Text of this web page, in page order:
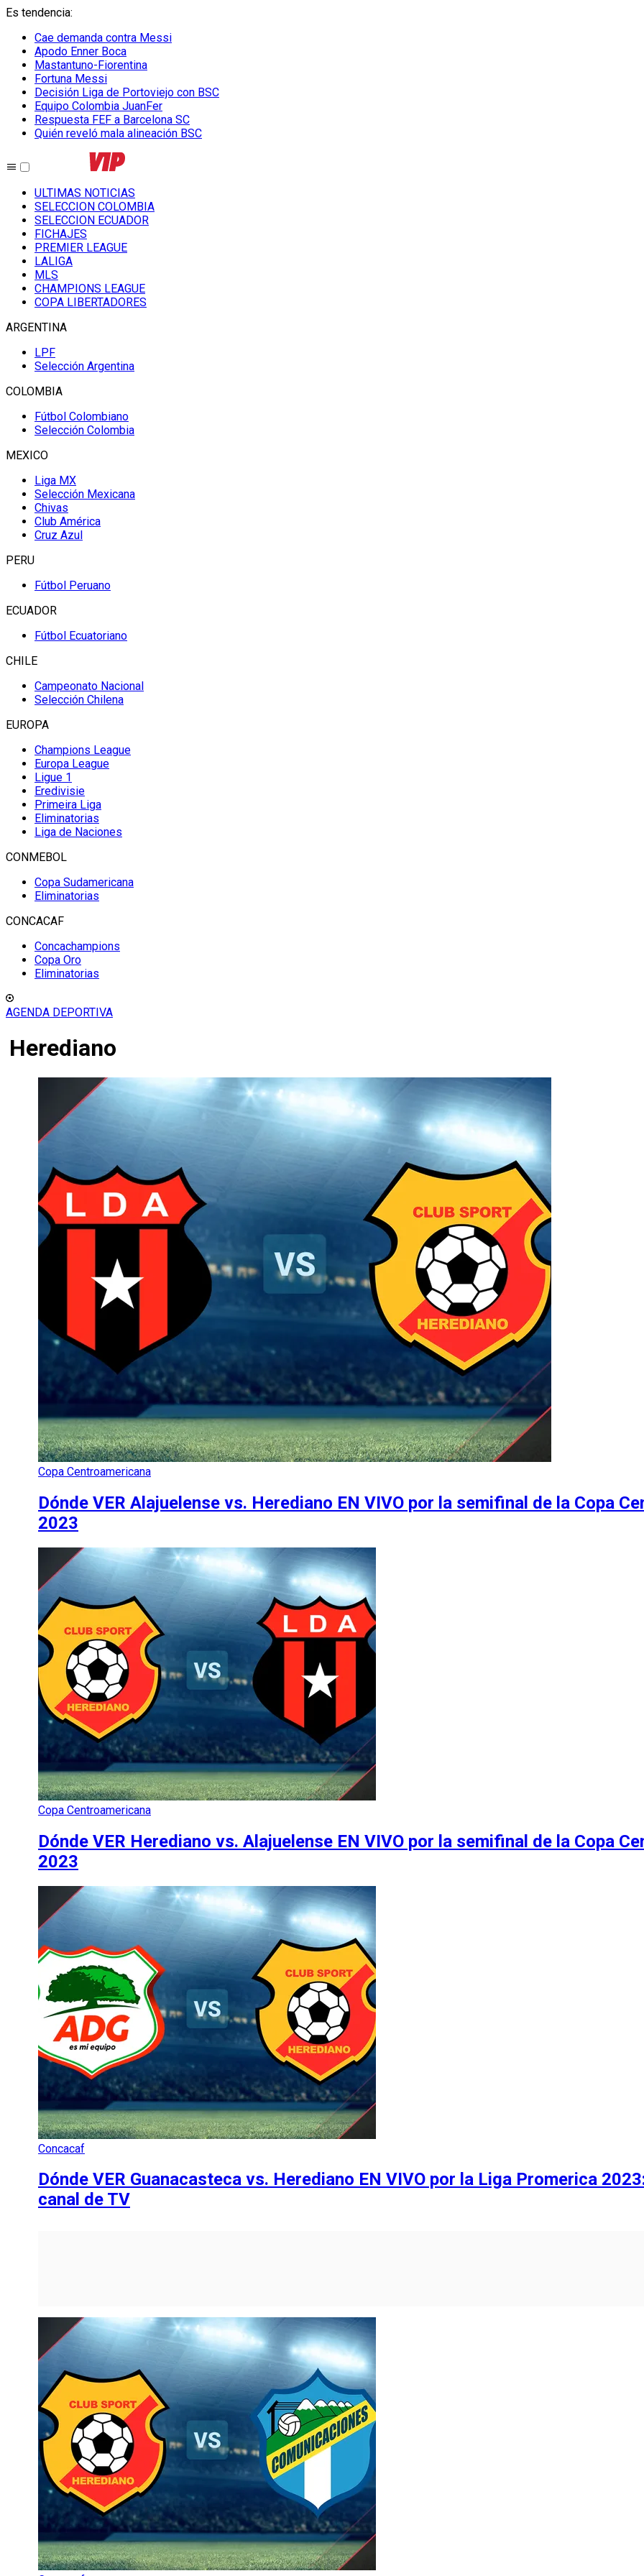
Es tendencia:
Cae demanda contra Messi
Apodo Enner Boca
Mastantuno-Fiorentina
Fortuna Messi
Decisión Liga de Portoviejo con BSC
Equipo Colombia JuanFer
Respuesta FEF a Barcelona SC
Quién reveló mala alineación BSC
ULTIMAS NOTICIAS
SELECCION COLOMBIA
SELECCION ECUADOR
FICHAJES
PREMIER LEAGUE
LALIGA
MLS
CHAMPIONS LEAGUE
COPA LIBERTADORES
ARGENTINA
LPF
Selección Argentina
COLOMBIA
Fútbol Colombiano
Selección Colombia
MEXICO
Liga MX
Selección Mexicana
Chivas
Club América
Cruz Azul
PERU
Fútbol Peruano
ECUADOR
Fútbol Ecuatoriano
CHILE
Campeonato Nacional
Selección Chilena
EUROPA
Champions League
Europa League
Ligue 1
Eredivisie
Primeira Liga
Eliminatorias
Liga de Naciones
CONMEBOL
Copa Sudamericana
Eliminatorias
CONCACAF
Concachampions
Copa Oro
Eliminatorias
AGENDA DEPORTIVA
Herediano
Copa Centroamericana
Dónde VER Alajuelense vs. Herediano EN VIVO por la semifinal de la Copa
2023
Copa Centroamericana
Dónde VER Herediano vs. Alajuelense EN VIVO por la semifinal de la Copa
2023
Concacaf
Dónde VER Guanacasteca vs. Herediano EN VIVO por la Liga Promerica
canal de TV